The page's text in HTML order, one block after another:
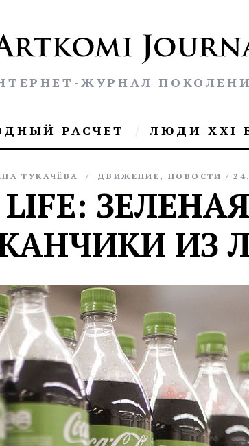
ЖУРНАЛ
РАСЧЕТ ЛЮДИ XXI
ТУКАЧЁВА ДВИЖЕНИЕ , НОВОСТИ
LIFE:
ИЗ